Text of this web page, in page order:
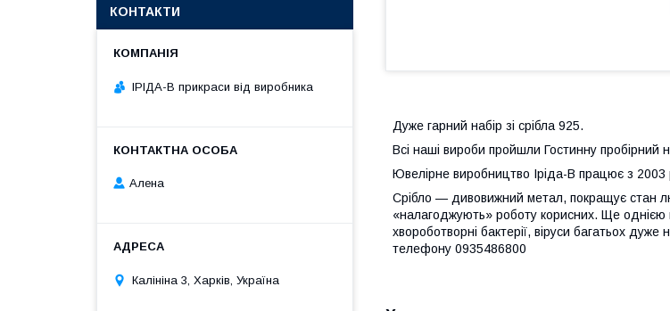
Дуже гарний набір зі срібла 925.
Всі наші вироби пройшли Гостинну пробірний
Ювелірне виробництво Іріда-В працює з 2003
Срібло — дивовижний метал, покращує стан
«налагоджують» роботу корисних. Ще однією
хвороботворні бактерії, віруси багатьох
телефону 0935486800
КОНТАКТИ
ІРІДА-В прикраси від виробника
Алена
Калініна 3, Харків, Україна